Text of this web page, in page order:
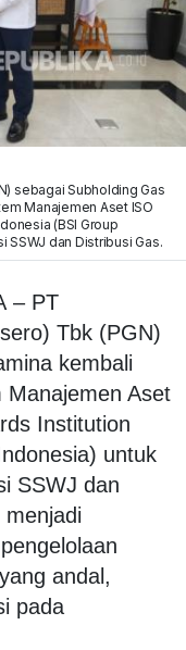
sebagai Subholding Gas
Manajemen Aset ISO
(BSI Group
SSWJ dan Distribusi Gas.
– PT
Tbk (PGN)
kembali
Manajemen Aset
Institution
untuk
SSWJ dan
yang andal,
pada